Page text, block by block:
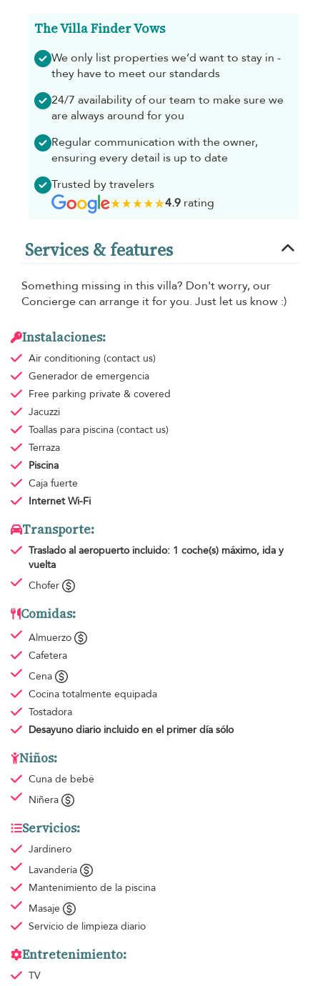
The Villa Finder Vows
We only list properties we’d want to stay in -
they have to meet our standards
24/7 availability of our team to make sure we
are always around for you
Regular communication with the owner,
ensuring every detail is up to date
Trusted by travelers
4.9rating
Services & features
Something missing in this villa? Don't worry, our
Concierge can arrange it for you. Just let us know :)
Instalaciones:
Air conditioning (contact us)
Generador de emergencia
Free parking private & covered
Jacuzzi
Toallas para piscina (contact us)
Terraza
Piscina
Caja fuerte
Internet Wi-Fi
Transporte:
Traslado al aeropuerto incluido: 1 coche(s) máximo, ida y
vuelta
Chofer
Comidas:
Almuerzo
Cafetera
Cena
Cocina totalmente equipada
Tostadora
Desayuno diario incluido en el primer día sólo
Niños:
Cuna de bebé
Niñera
Servicios:
Jardinero
Lavandería
Mantenimiento de la piscina
Masaje
Servicio de limpieza diario
Entretenimiento:
TV